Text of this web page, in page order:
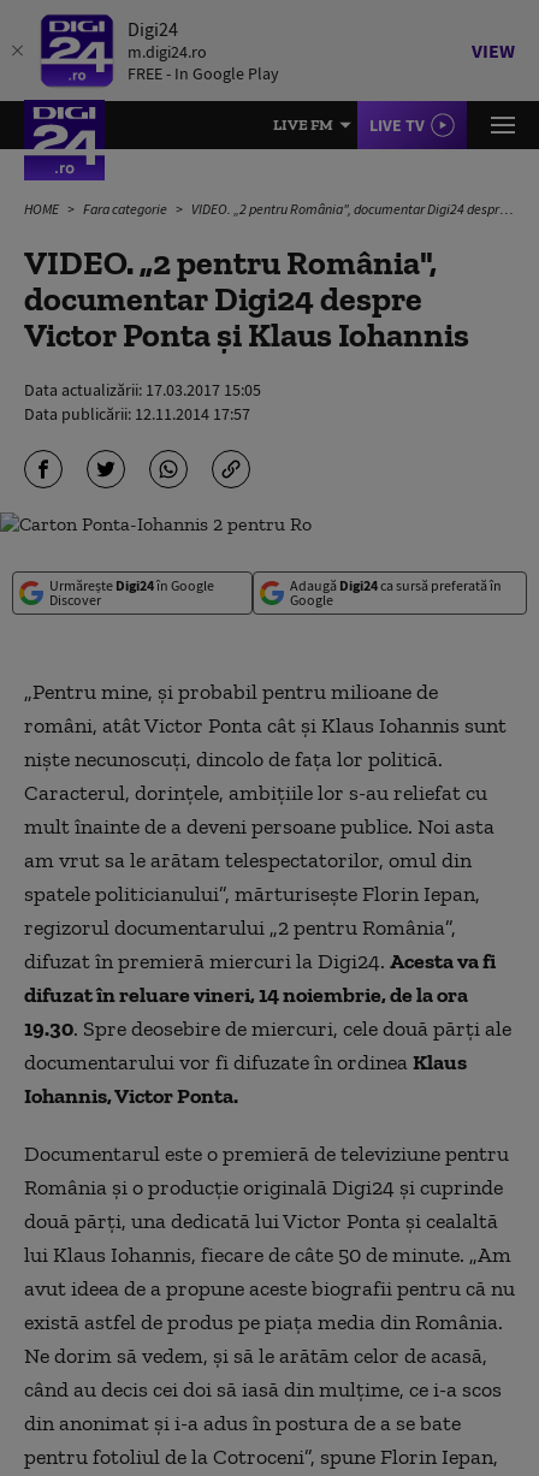
Digi24
m.digi24.ro
FREE - In Google Play
VIEW
LIVE FM LIVE TV
HOME Fara categorie VIDEO. „2 pentru România", documentar Digi24 despre Victor Ponta și Klaus Iohannis
VIDEO. „2 pentru România",
documentar Digi24 despre
Victor Ponta și Klaus Iohannis
Data actualizării: 17.03.2017 15:05
Data publicării: 12.11.2014 17:57
Urmărește Digi24în Google
Discover
Adaugă Digi24ca sursă preferată în
Google
„Pentru mine, şi probabil pentru milioane de
români, atât Victor Ponta cât şi Klaus Iohannis sunt
nişte necunoscuţi, dincolo de faţa lor politică.
Caracterul, dorinţele, ambiţiile lor s-au reliefat cu
mult înainte de a deveni persoane publice. Noi asta
am vrut sa le arătam telespectatorilor, omul din
spatele politicianului”, mărturiseşte Florin Iepan,
regizorul documentarului „2 pentru România”,
difuzat în premieră miercuri la Digi24. Acesta va fi
difuzat în reluare vineri, 14 noiembrie, de la ora
19.30. Spre deosebire de miercuri, cele două părți ale
documentarului vor fi difuzate în ordineaKlaus
Iohannis, Victor Ponta.
Documentarul este o premieră de televiziune pentru
România şi o producţie originală Digi24 şi cuprinde
două părţi, una dedicată lui Victor Ponta şi cealaltă
lui Klaus Iohannis, fiecare de câte 50 de minute. „Am
avut ideea de a propune aceste biografii pentru că nu
există astfel de produs pe piaţa media din România.
Ne dorim să vedem, şi să le arătăm celor de acasă,
când au decis cei doi să iasă din mulţime, ce i-a scos
din anonimat şi i-a adus în postura de a se bate
pentru fotoliul de la Cotroceni”, spune Florin Iepan,